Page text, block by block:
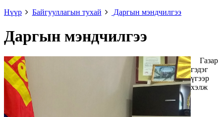
Нүүр
Байгууллагын тухай Даргын мэндчилгээ
Даргын мэндчилгээ
Газар
гэдэг
үгээр
хэлж